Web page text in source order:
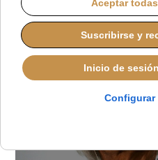
JUANA MORALES IGLESIA HOY